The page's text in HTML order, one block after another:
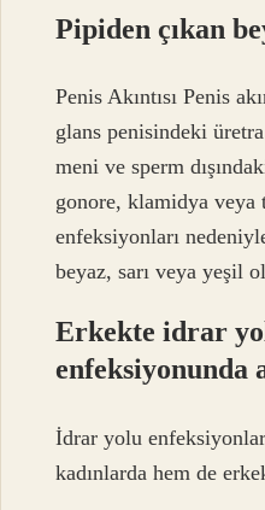
Pipiden çıkan
Penis Akıntısı Penis
glans penisindeki
meni ve sperm
gonore, klamidya
enfeksiyonları
beyaz, sarı veya yeşil
Erkekte idrar
enfeksiyonunda
İdrar yolu
kadınlarda hem de